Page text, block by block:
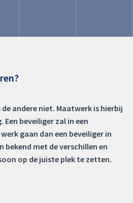
andere niet. Maatwerk is hierbij
Een beveiliger zal in een
gaan dan een beveiliger in
bekend met de verschillen en
op de juiste plek te zetten.